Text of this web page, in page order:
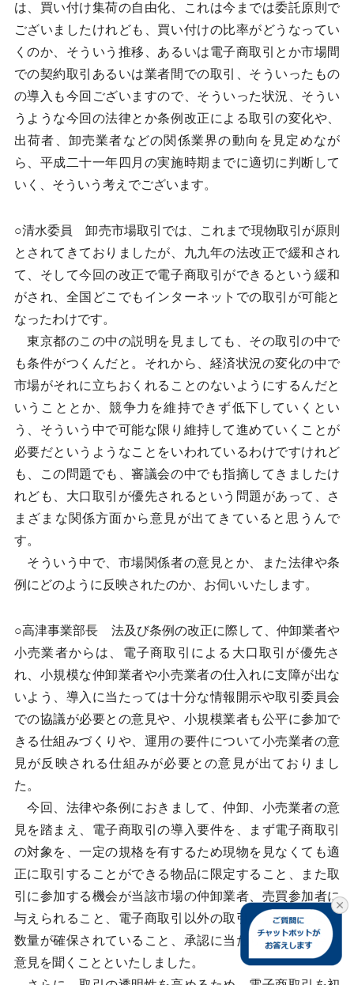
は、買い付け集荷の自由化、これは今までは委託原則で
ございましたけれども、買い付けの比率がどうなってい
くのか、そういう推移、あるいは電子商取引とか市場間
での契約取引あるいは業者間での取引、そういったもの
の導入も今回ございますので、そういった状況、そうい
うような今回の法律とか条例改正による取引の変化や、
出荷者、卸売業者などの関係業界の動向を見定めなが
ら、平成二十一年四月の実施時期までに適切に判断して
いく、そういう考えでございます。
○清水委員 卸売市場取引では、これまで現物取引が原則
とされてきておりましたが、九九年の法改正で緩和され
て、そして今回の改正で電子商取引ができるという緩和
がされ、全国どこでもインターネットでの取引が可能と
なったわけです。
東京都のこの中の説明を見ましても、その取引の中で
も条件がつくんだと。それから、経済状況の変化の中で
市場がそれに立ちおくれることのないようにするんだと
いうこととか、競争力を維持できず低下していくとい
う、そういう中で可能な限り維持して進めていくことが
必要だというようなことをいわれているわけですけれど
も、この問題でも、審議会の中でも指摘してきましたけ
れども、大口取引が優先されるという問題があって、さ
まざまな関係方面から意見が出てきていると思うんで
す。
そういう中で、市場関係者の意見とか、また法律や条
例にどのように反映されたのか、お伺いいたします。
○高津事業部長 法及び条例の改正に際して、仲卸業者や
小売業者からは、電子商取引による大口取引が優先さ
れ、小規模な仲卸業者や小売業者の仕入れに支障が出な
いよう、導入に当たっては十分な情報開示や取引委員会
での協議が必要との意見や、小規模業者も公平に参加で
きる仕組みづくりや、運用の要件について小売業者の意
見が反映される仕組みが必要との意見が出ておりまし
た。
今回、法律や条例におきまして、仲卸、小売業者の意
見を踏まえ、電子商取引の導入要件を、まず電子商取引
の対象を、一定の規格を有するため現物を見なくても適
正に取引することができる物品に限定すること、また取
引に参加する機会が当該市場の仲卸業者、売買参加者に
与えられること、電子商取引以外の取引のために必要な
数量が確保されていること、承認に当たり取引委員会の
意見を聞くことといたしました。